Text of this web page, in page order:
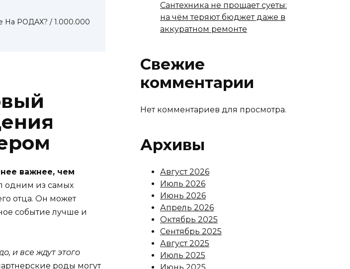
РОДАХ? / 1.000.000
важнее, чем
одним из самых
отца. Он может
событие лучше и
и все ждут этого
роды могут
Сантехника не прощает суеты:
на чём теряют бюджет даже в
аккуратном ремонте
Свежие
комментарии
Нет комментариев для просмотра.
Архивы
Август 2026
Июль 2026
Июнь 2026
Апрель 2026
Октябрь 2025
Сентябрь 2025
Август 2025
Июль 2025